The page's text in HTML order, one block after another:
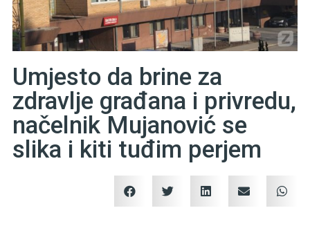
Umjesto da brine za
zdravlje građana i privredu,
načelnik Mujanović se
slika i kiti tuđim perjem